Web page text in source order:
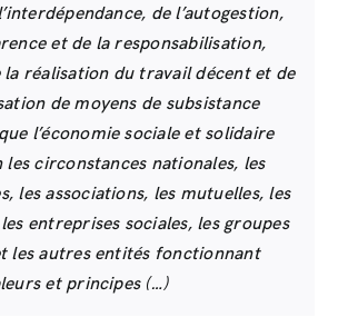
de l’autogestion,
et de la responsabilisation,
la réalisation du travail décent et de
de moyens de subsistance
l’économie sociale et solidaire
les circonstances nationales, les
les associations, les mutuelles, les
entreprises sociales, les groupes
les autres entités fonctionnant
et principes (…)